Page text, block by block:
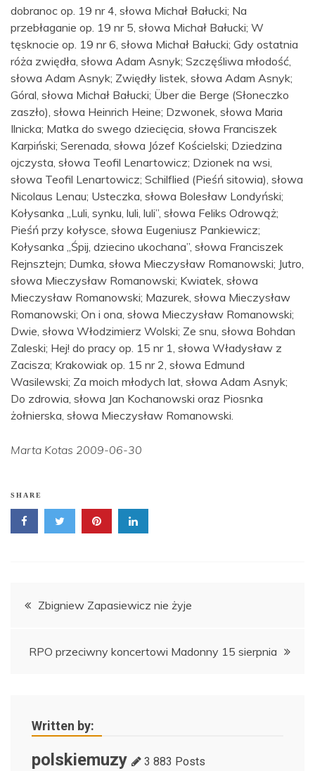
dobranoc op. 19 nr 4, słowa Michał Bałucki; Na
przebłaganie op. 19 nr 5, słowa Michał Bałucki; W
tęsknocie op. 19 nr 6, słowa Michał Bałucki; Gdy ostatnia
róża zwiędła, słowa Adam Asnyk; Szczęśliwa młodość,
słowa Adam Asnyk; Zwiędły listek, słowa Adam Asnyk;
Góral, słowa Michał Bałucki; Über die Berge (Słoneczko
zaszło), słowa Heinrich Heine; Dzwonek, słowa Maria
Ilnicka; Matka do swego dziecięcia, słowa Franciszek
Karpiński; Serenada, słowa Józef Kościelski; Dziedzina
ojczysta, słowa Teofil Lenartowicz; Dzionek na wsi,
słowa Teofil Lenartowicz; Schilflied (Pieśń sitowia), słowa
Nicolaus Lenau; Usteczka, słowa Bolesław Londyński;
Kołysanka „Luli, synku, luli, luli”, słowa Feliks Odrowąż;
Pieśń przy kołysce, słowa Eugeniusz Pankiewicz;
Kołysanka „Śpij, dziecino ukochana”, słowa Franciszek
Rejnsztejn; Dumka, słowa Mieczysław Romanowski; Jutro,
słowa Mieczysław Romanowski; Kwiatek, słowa
Mieczysław Romanowski; Mazurek, słowa Mieczysław
Romanowski; On i ona, słowa Mieczysław Romanowski;
Dwie, słowa Włodzimierz Wolski; Ze snu, słowa Bohdan
Zaleski; Hej! do pracy op. 15 nr 1, słowa Władysław z
Zacisza; Krakowiak op. 15 nr 2, słowa Edmund
Wasilewski; Za moich młodych lat, słowa Adam Asnyk;
Do zdrowia, słowa Jan Kochanowski oraz Piosnka
żołnierska, słowa Mieczysław Romanowski.
Marta Kotas 2009-06-30
SHARE
Nawigacja
Zbigniew Zapasiewicz nie żyje
RPO przeciwny koncertowi Madonny 15 sierpnia
Written by:
polskiemuzy 3 883 Posts